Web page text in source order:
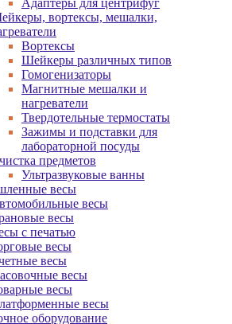
Адаптеры для центрифуг
вортексы, мешалки,
Вортексы
Шейкеры различных типов
Гомогенизаторы
Магнитные мешалки и
нагреватели
Твердотельные термостаты
Зажимы и подставки для
лабораторной посуды
предметов
Ультразвуковые ванны
весы
весы
весы
с печатью
весы
весы
весы
весы
весы
оборудование